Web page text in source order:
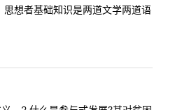
想者基础知识是两道文学两道语